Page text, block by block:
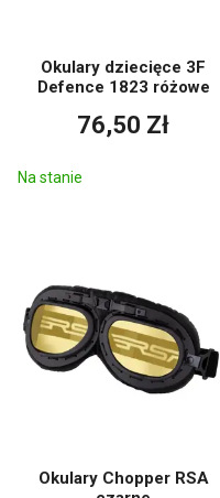
Okulary dziecięce 3F
Defence 1823 różowe
76,50 Zł
Na stanie
Okulary Chopper RSA